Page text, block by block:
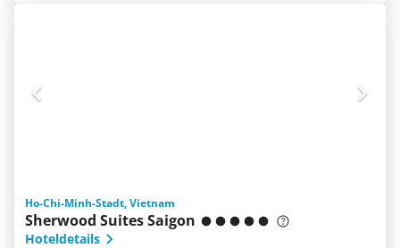
Ho-Chi-Minh-Stadt, Vietnam
Sherwood Suites Saigon
Hoteldetails